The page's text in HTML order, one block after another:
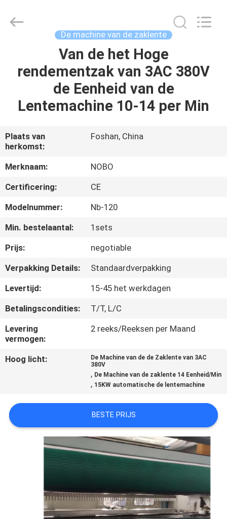
PRODUCTEN
ONS
FABRIEKSREIS
KWALITEITSCONTROLE
CONTACTEER
ONS
NIEUWS
ALLE
GEVALLEN
VR
PRIVACYBELEID
Ltd..
De machine van de zaklente
Van de het Hoge
rendementzak van 3AC 380V
de Eenheid van de
Lentemachine 10-14 per Min
Plaats van
herkomst:
Foshan, China
Merknaam:
NOBO
Certificering:
CE
Modelnummer:
Nb-120
Min. bestelaantal:
1sets
Prijs:
negotiable
Verpakking Details:
Standaardverpakking
Levertijd:
15-45 het werkdagen
Betalingscondities:
T/T, L/C
Levering
vermogen:
2 reeks/Reeksen per Maand
Hoog licht:
De Machine van de de Zaklente van 3AC
380V
, De Machine van de zaklente 14 Eenheid/Min
, 15KW automatische de lentemachine
BESTE PRIJS